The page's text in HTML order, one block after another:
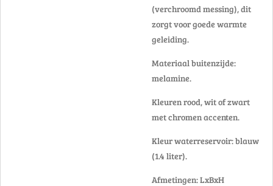
(verchroomd messing), dit
zorgt voor goede warmte
geleiding.
Materiaal buitenzijde:
melamine.
Kleuren rood, wit of zwart
met chromen accenten.
Kleur waterreservoir: blauw
(1.4 liter).
Afmetingen: LxBxH